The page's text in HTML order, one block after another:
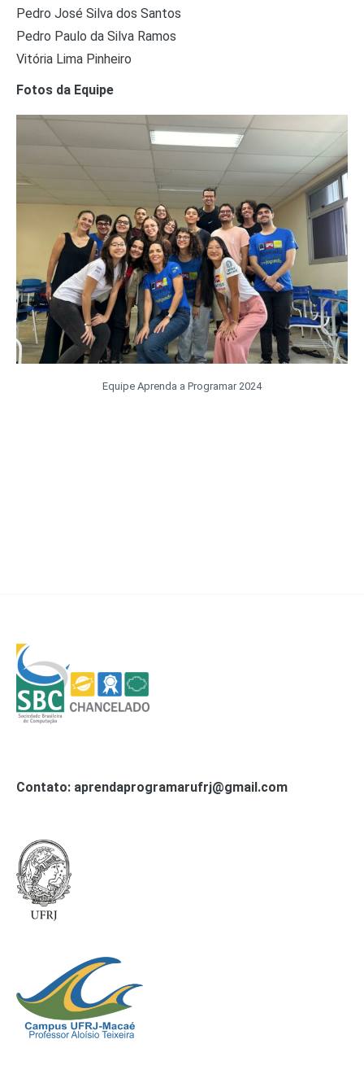
Pedro José Silva dos Santos
Pedro Paulo da Silva Ramos
Vitória Lima Pinheiro
Fotos da Equipe
Equipe Aprenda a Programar 2024
Contato: aprendaprogramarufrj@gmail.com